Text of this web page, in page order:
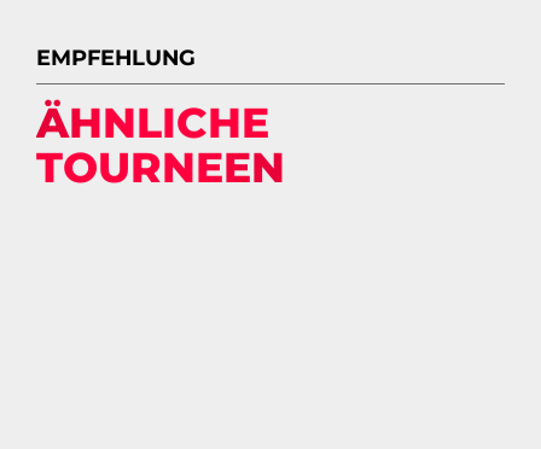
EMPFEHLUNG
ÄHNLICHE
TOURNEEN